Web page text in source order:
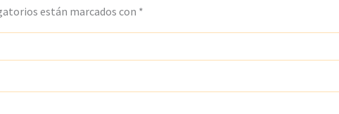
están marcados con *